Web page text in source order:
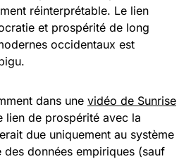
réinterprétable. Le lien
et prospérité de long
occidentaux est
dans une vidéo de Sunrise
lien de prospérité avec la
due uniquement au système
données empiriques (sauf